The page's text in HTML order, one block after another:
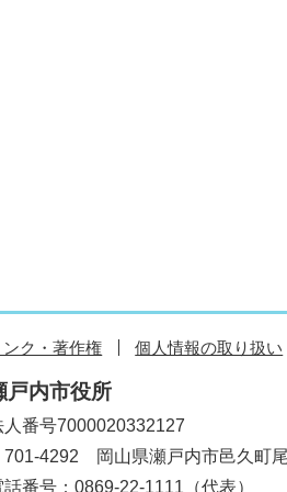
ンク・著作権 個人情報の取り扱い
戸内市役所
人番号7000020332127
701-4292 岡山県瀬戸内市邑久町
話番号：0869-22-1111（代表）